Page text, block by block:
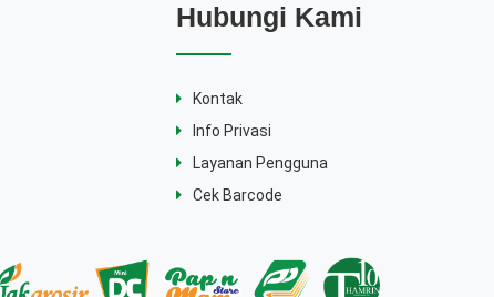
Hubungi Kami
Kontak
Info Privasi
Layanan Pengguna
Cek Barcode